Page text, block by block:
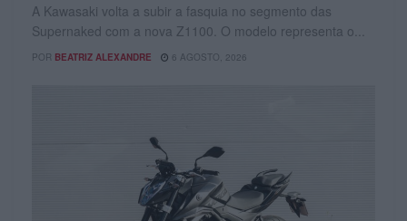
A Kawasaki volta a subir a fasquia no segmento das
Supernaked com a nova Z1100. O modelo representa o...
POR BEATRIZ ALEXANDRE 6 AGOSTO, 2026